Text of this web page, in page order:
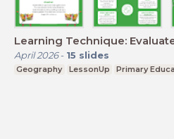
Learning Technique:
April 2026- 15 slides
Geography LessonUp Primary